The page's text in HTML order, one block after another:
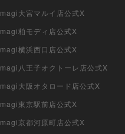
magi大宮マルイ店公式X
magi柏モディ店公式X
magi横浜西口店公式X
magi八王子オクトーレ店公式X
magi大阪オタロード店公式X
magi東京駅前店公式X
magi京都河原町店公式X